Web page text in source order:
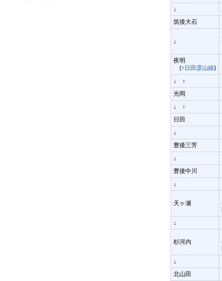
↓
筑後大石
↓
夜明
(↑ 日田彦山線)
↓ ↑
光岡
↓ ↑
日田
↓
豊後三芳
↓
豊後中川
↓
天ヶ瀬
↓
杉河内
↓
北山田